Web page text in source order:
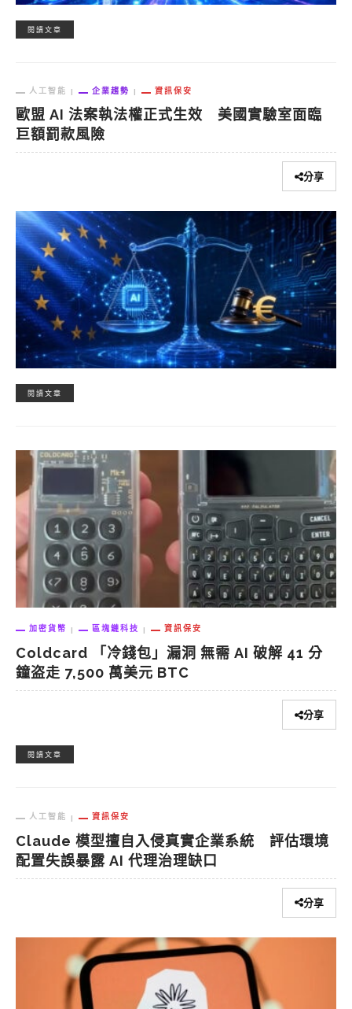
閱讀文章
人工智能 企業趨勢 資訊保安
歐盟 AI 法案執法權正式生效 美國實驗室面臨
巨額罰款風險
分享
閱讀文章
加密貨幣 區塊鏈科技 資訊保安
Coldcard 「冷錢包」漏洞 無需 AI 破解 41 分
鐘盗走 7,500 萬美元 BTC
分享
閱讀文章
人工智能 資訊保安
Claude 模型擅自入侵真實企業系統 評估環境
配置失誤暴露 AI 代理治理缺口
分享